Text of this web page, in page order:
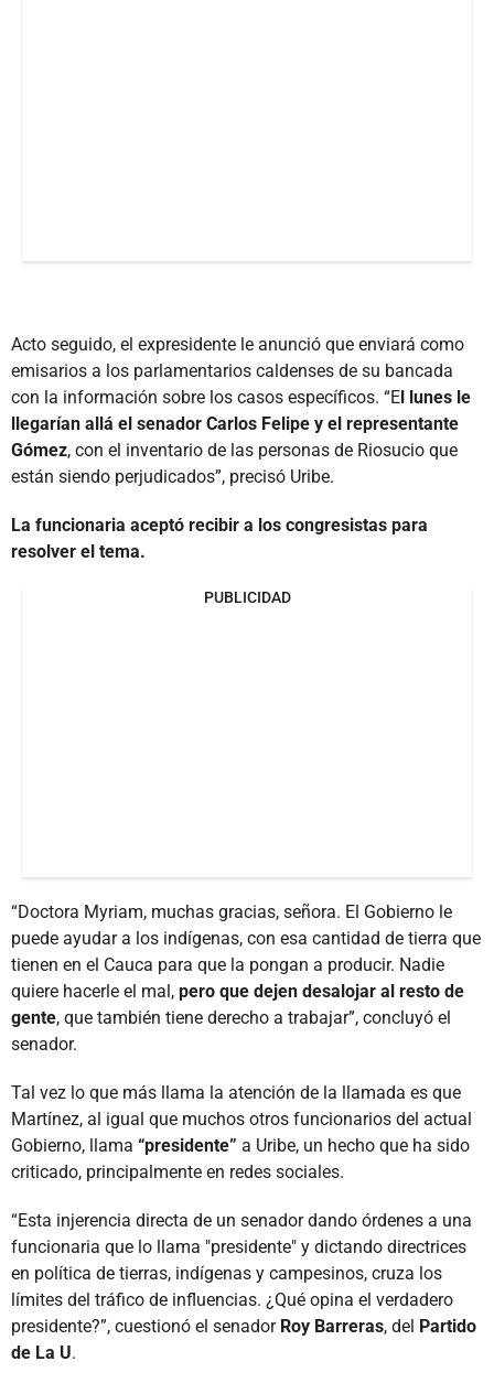
Acto seguido, el expresidente le anunció que enviará como
emisarios a los parlamentarios caldenses de su bancada
con la información sobre los casos específicos. “El lunes le
llegarían allá el senador Carlos Felipe y el representante
Gómez, con el inventario de las personas de Riosucio que
están siendo perjudicados”, precisó Uribe.
La funcionaria aceptó recibir a los congresistas para
resolver el tema.
PUBLICIDAD
“Doctora Myriam, muchas gracias, señora. El Gobierno le
puede ayudar a los indígenas, con esa cantidad de tierra que
tienen en el Cauca para que la pongan a producir. Nadie
quiere hacerle el mal, pero que dejen desalojar al resto de
gente, que también tiene derecho a trabajar”, concluyó el
senador.
Tal vez lo que más llama la atención de la llamada es que
Martínez, al igual que muchos otros funcionarios del actual
Gobierno, llama “presidente” a Uribe, un hecho que ha sido
criticado, principalmente en redes sociales.
“Esta injerencia directa de un senador dando órdenes a una
funcionaria que lo llama "presidente" y dictando directrices
en política de tierras, indígenas y campesinos, cruza los
límites del tráfico de influencias. ¿Qué opina el verdadero
presidente?”, cuestionó el senadorRoy Barreras, del Partido
de La U.